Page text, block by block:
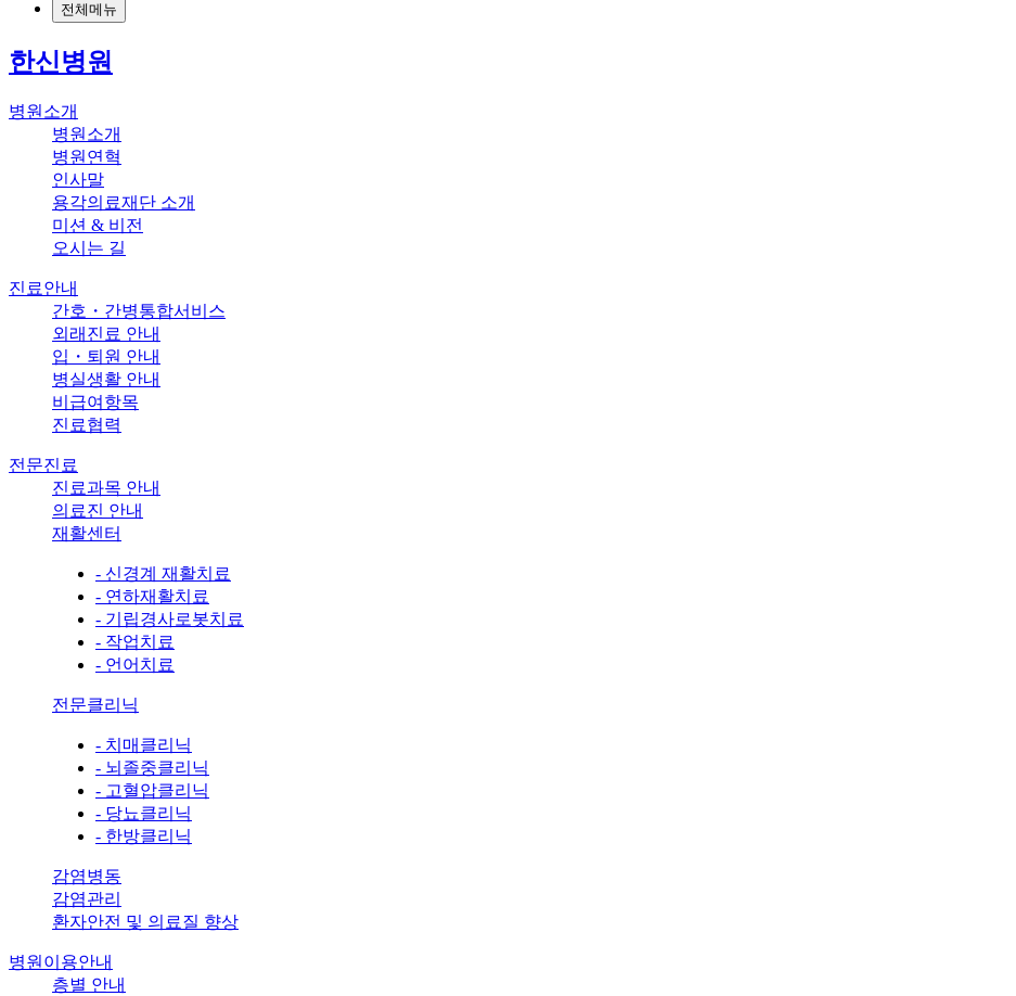
전체메뉴
한신병원
병원소개
병원소개
병원연혁
인사말
용각의료재단 소개
미션 & 비전
오시는 길
진료안내
간호・간병통합서비스
외래진료 안내
입・퇴원 안내
병실생활 안내
비급여항목
진료협력
전문진료
진료과목 안내
의료진 안내
재활센터
- 신경계 재활치료
- 연하재활치료
- 기립경사로봇치료
- 작업치료
- 언어치료
전문클리닉
- 치매클리닉
- 뇌졸중클리닉
- 고혈압클리닉
- 당뇨클리닉
- 한방클리닉
감염병동
감염관리
환자안전 및 의료질 향상
병원이용안내
층별 안내